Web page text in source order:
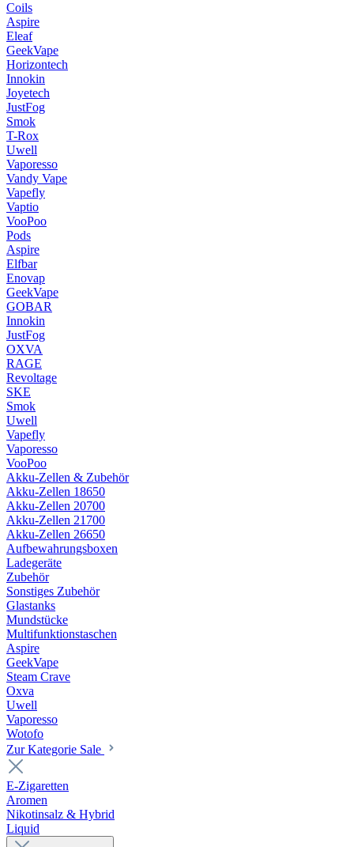
Coils
Aspire
Eleaf
GeekVape
Horizontech
Innokin
Joyetech
JustFog
Smok
T-Rox
Uwell
Vaporesso
Vandy Vape
Vapefly
Vaptio
VooPoo
Pods
Aspire
Elfbar
Enovap
GeekVape
GOBAR
Innokin
JustFog
OXVA
RAGE
Revoltage
SKE
Smok
Uwell
Vapefly
Vaporesso
VooPoo
Akku-Zellen & Zubehör
Akku-Zellen 18650
Akku-Zellen 20700
Akku-Zellen 21700
Akku-Zellen 26650
Aufbewahrungsboxen
Ladegeräte
Zubehör
Sonstiges Zubehör
Glastanks
Mundstücke
Multifunktionstaschen
Aspire
GeekVape
Steam Crave
Oxva
Uwell
Vaporesso
Wotofo
Zur Kategorie Sale
E-Zigaretten
Aromen
Nikotinsalz & Hybrid
Liquid